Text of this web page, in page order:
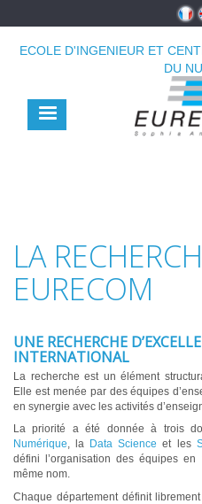
principal
ECOLE D'INGENIEUR ET
DU
LA
EURECOM
UNE RECHERCHE
INTERNATIONAL
La recherche est un élément
Elle est menée par des équipes
en synergie avec les activités
La priorité a été donnée à trois
Numérique, la Data Science et les
défini l’organisation des équipes
même nom.
Chaque département définit